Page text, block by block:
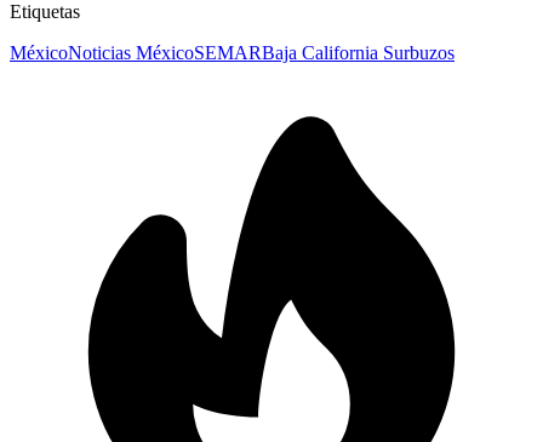
Etiquetas
MéxicoNoticias MéxicoSEMARBaja California Surbuzos